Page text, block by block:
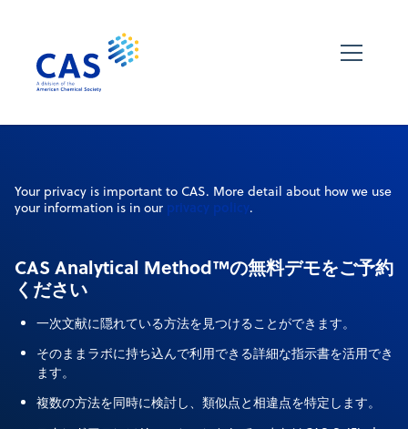
Your privacy is important to CAS. More detail about how we use
your information is in our privacy policy.
CAS Analytical Method™の無料デモをご予約
ください
一次文献に隠れている方法を見つけることができます。
そのままラボに持ち込んで利用できる詳細な指示書を活用でき
ます。
複数の方法を同時に検討し、類似点と相違点を特定します。